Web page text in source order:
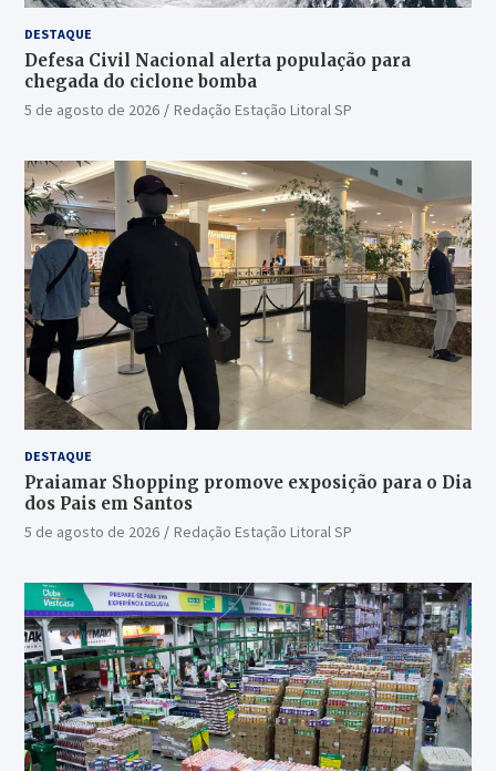
DESTAQUE
Defesa Civil Nacional alerta população para
chegada do ciclone bomba
5 de agosto de 2026 Redação Estação Litoral SP
DESTAQUE
Praiamar Shopping promove exposição para o Dia
dos Pais em Santos
5 de agosto de 2026 Redação Estação Litoral SP